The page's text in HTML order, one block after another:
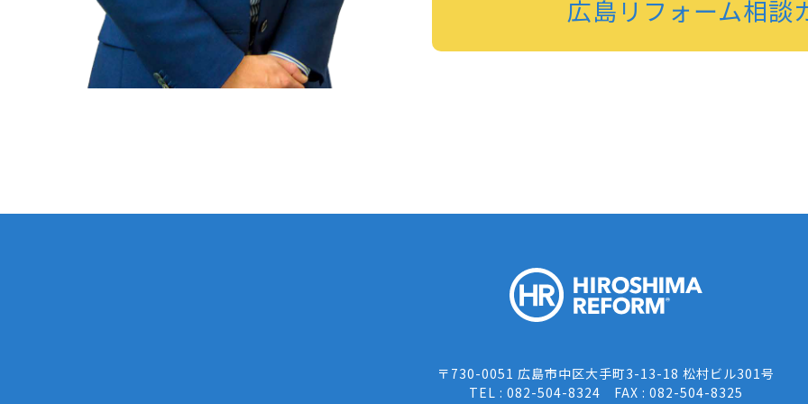
広島リフォーム相談
〒730-0051 広島市中区大手町3-13-18 松村ビル301号
TEL : 082-504-8324 FAX : 082-504-8325